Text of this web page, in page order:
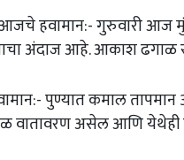
हवामान:- गुरुवारी आज
अंदाज आहे. आकाश ढगाळ
पुण्यात कमाल
वातावरण असेल आणि येथेही